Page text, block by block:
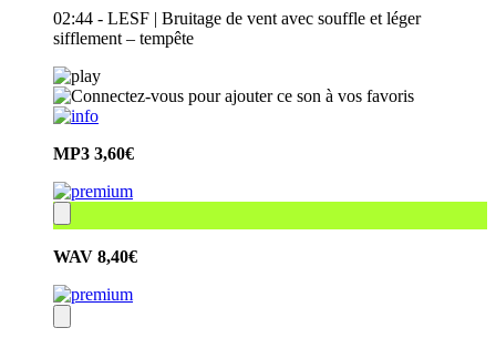
02:44 - LESF | Bruitage de vent avec souffle et léger
sifflement – tempête
MP3 3,60€
WAV 8,40€